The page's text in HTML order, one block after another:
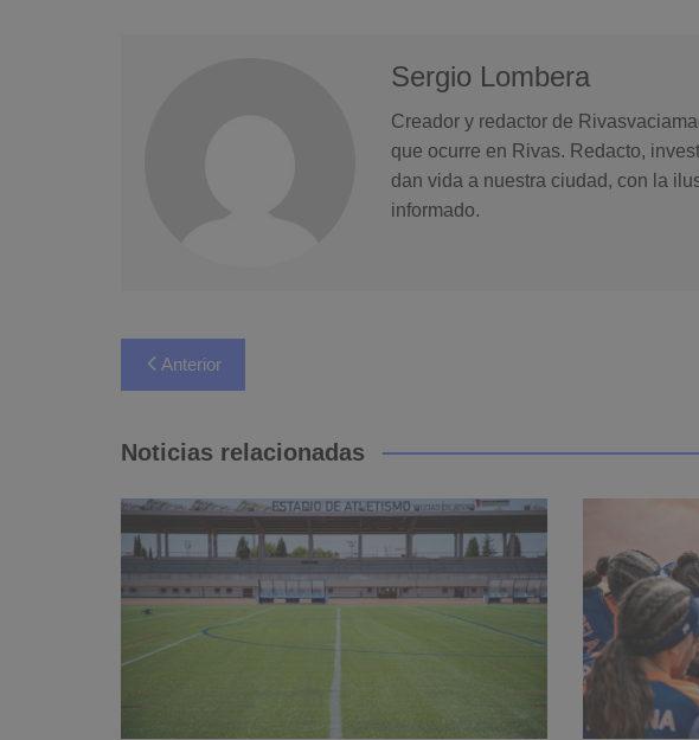
Sergio Lombera
Creador y redactor de
que ocurre en Rivas. Redacto,
dan vida a nuestra ciudad, con la
informado.
Navegación
de
entradas
Anterior
Noticias relacionadas